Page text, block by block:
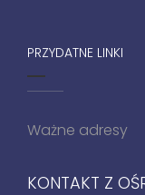
PRZYDATNE LINKI
Ważne adresy
KONTAKT Z